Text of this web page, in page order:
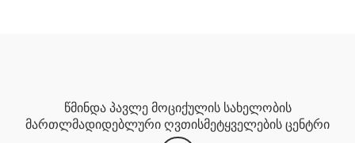
წმინდა პავლე მოციქულის სახელობის
მართლმადიდებლური ღვთისმეტყველების ცენტრი